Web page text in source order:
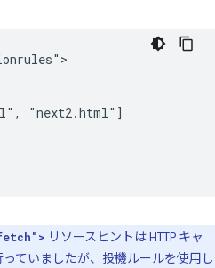
"next2.html"]
リソースヒントは HTTP キャ
ていましたが、投機ルールを使用し